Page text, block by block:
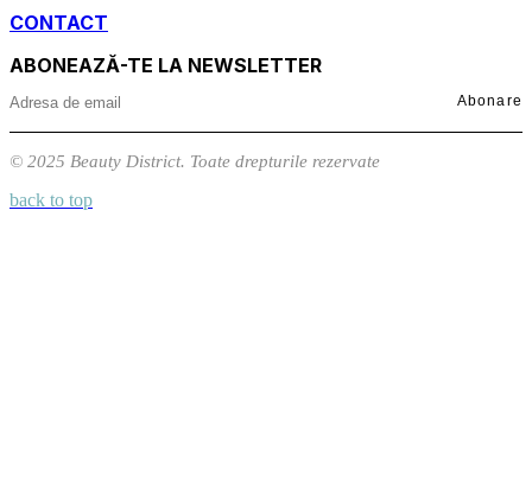
CONTACT
ABONEAZĂ-TE LA NEWSLETTER
Abonare
© 2025 Beauty District. Toate drepturile rezervate
back to top